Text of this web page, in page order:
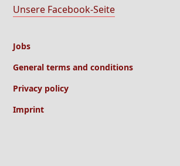
Unsere Facebook-Seite
Jobs
General terms and conditions
Privacy policy
Imprint